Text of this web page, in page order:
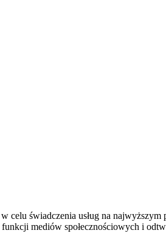
celu świadczenia usług na
mediów społecznościowych i